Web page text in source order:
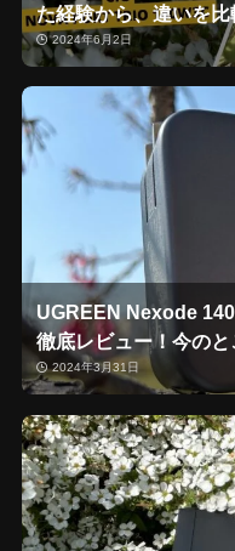
た経験から、違いを比
2024年6月2日
UGREEN Nexode
徹底レビュー！今の
2024年3月31日